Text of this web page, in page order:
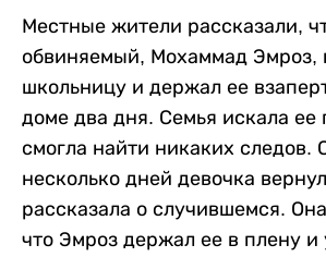
Местные жители рассказали,
обвиняемый, Мохаммад Эмроз,
школьницу и держал ее
доме два дня. Семья искала ее
смогла найти никаких следов.
несколько дней девочка
рассказала о случившемся.
что Эмроз держал ее в плену и